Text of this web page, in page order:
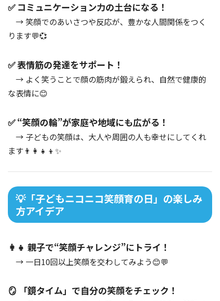
✅ コミュニケーション力の土台になる！
→ 笑顔でのあいさつや反応が、豊かな人間関係をつく
ります💬💞
✅ 表情筋の発達をサポート！
→ よく笑うことで顔の筋肉が鍛えられ、自然で健康的
な表情に😊
✅ “笑顔の輪”が家庭や地域にも広がる！
→ 子どもの笑顔は、大人や周囲の人も幸せにしてくれ
ます👨‍👩‍👧‍👦✨
💡「子どもニコニコ笑顔育の日」の楽しみ
方アイデア
👩‍👧 親子で“笑顔チャレンジ”にトライ！
→ 一日10回以上笑顔を交わしてみよう😊💬
🪞 「鏡タイム」で自分の笑顔をチェック！